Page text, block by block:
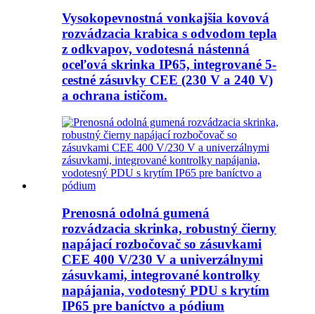
Vysokopevnostná vonkajšia kovová
rozvádzacia krabica s odvodom tepla
z odkvapov, vodotesná nástenná
oceľová skrinka IP65, integrované 5-
cestné zásuvky CEE (230 V a 240 V)
a ochrana ističom.
Prenosná odolná gumená
rozvádzacia skrinka, robustný čierny
napájací rozbočovač so zásuvkami
CEE 400 V/230 V a univerzálnymi
zásuvkami, integrované kontrolky
napájania, vodotesný PDU s krytím
IP65 pre baníctvo a pódium